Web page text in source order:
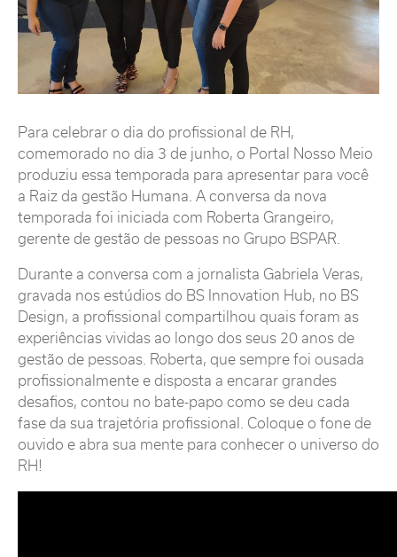
Para celebrar o dia do profissional de RH,
comemorado no dia 3 de junho, o Portal Nosso Meio
produziu essa temporada para apresentar para você
a Raiz da gestão Humana. A conversa da nova
temporada foi iniciada com Roberta Grangeiro,
gerente de gestão de pessoas no Grupo BSPAR.
Durante a conversa com a jornalista Gabriela Veras,
gravada nos estúdios do BS Innovation Hub, no BS
Design, a profissional compartilhou quais foram as
experiências vividas ao longo dos seus 20 anos de
gestão de pessoas. Roberta, que sempre foi ousada
profissionalmente e disposta a encarar grandes
desafios, contou no bate-papo como se deu cada
fase da sua trajetória profissional. Coloque o fone de
ouvido e abra sua mente para conhecer o universo do
RH!